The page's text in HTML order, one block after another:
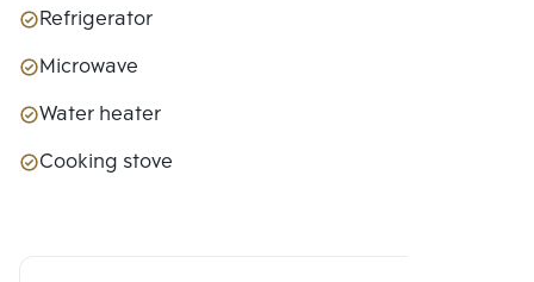
Refrigerator
Microwave
Water heater
Cooking stove